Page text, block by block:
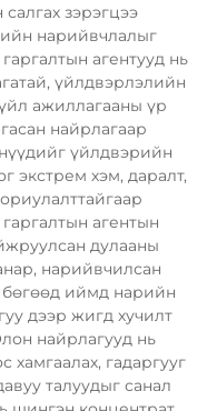
зэрэгцээ
нарийвчлалыг
агентууд нь
үйлдвэрлэлийн
ажиллагааны үр
найрлагаар
үйлдвэрийн
экстрем хэм, даралт,
агентын
дулааны
нарийвчилсан
иймд нарийн
дээр жигд хучилт
найрлагууд нь
хамгаалах, гадаргууг
талуудыг санал